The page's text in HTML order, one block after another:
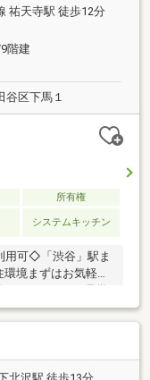
年（令和
デッキ付1階部
宅配ボックス完
育可能（規約によ
付き・テラスには
祐天寺駅 徒歩12分
階建
谷区下馬１
所有権
システムキッチン
可◇「渋谷」駅ま
境まずはお気軽に
について、ご見学
にご連絡下さい。
【0120-104-633】